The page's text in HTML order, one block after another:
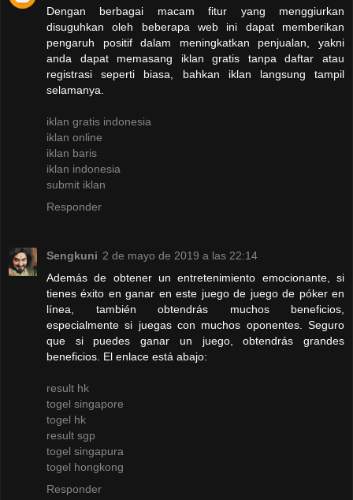
Dengan berbagai macam fitur yang menggiurkan
disuguhkan oleh beberapa web ini dapat memberikan
pengaruh positif dalam meningkatkan penjualan, yakni
anda dapat memasang iklan gratis tanpa daftar atau
registrasi seperti biasa, bahkan iklan langsung tampil
selamanya.
iklan gratis indonesia
iklan online
iklan baris
iklan indonesia
submit iklan
Responder
Sengkuni 2 de mayo de 2019 a las 22:14
Además de obtener un entretenimiento emocionante, si
tienes éxito en ganar en este juego de juego de póker en
línea, también obtendrás muchos beneficios,
especialmente si juegas con muchos oponentes. Seguro
que si puedes ganar un juego, obtendrás grandes
beneficios. El enlace está abajo:
result hk
togel singapore
togel hk
result sgp
togel singapura
togel hongkong
Responder